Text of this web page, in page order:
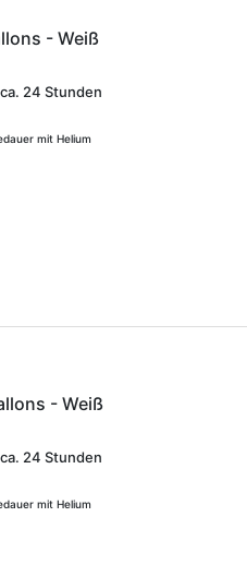
- Weiß
24 Stunden
mit Helium
- Weiß
24 Stunden
mit Helium